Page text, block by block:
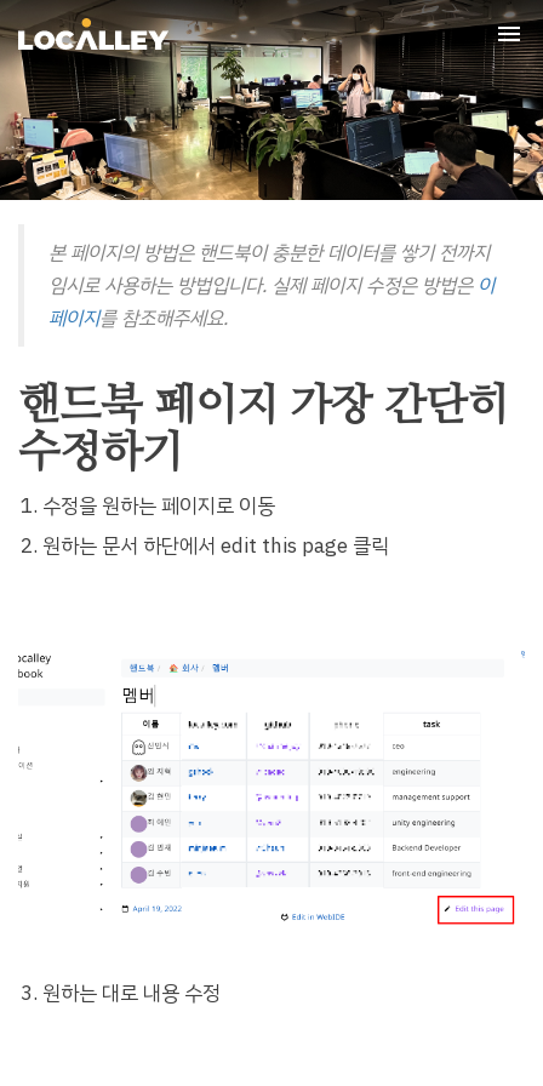
본 페이지의 방법은 핸드북이 충분한 데이터를 쌓기 전까지
임시로 사용하는 방법입니다. 실제 페이지 수정은 방법은 이
페이지를 참조해주세요.
핸드북 페이지 가장 간단히
수정하기
수정을 원하는 페이지로 이동
원하는 문서 하단에서 edit this page 클릭
원하는 대로 내용 수정